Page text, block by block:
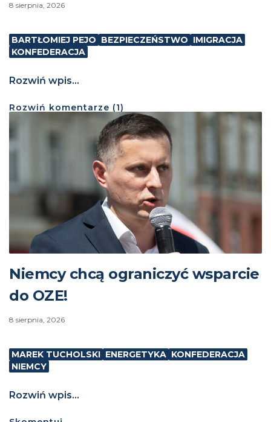
8 sierpnia, 2026
BARTŁOMIEJ PEJO BEZPIECZEŃSTWO IMIGRACJA
KONFEDERACJA
Rozwiń wpis...
Rozwiń komentarze (1)
Niemcy chcą ograniczyć wsparcie
do OZE!
8 sierpnia, 2026
MAREK TUCHOLSKI ENERGETYKA KONFEDERACJA
NIEMCY
Rozwiń wpis...